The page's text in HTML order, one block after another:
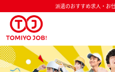
派遣のおすすめ求人・お